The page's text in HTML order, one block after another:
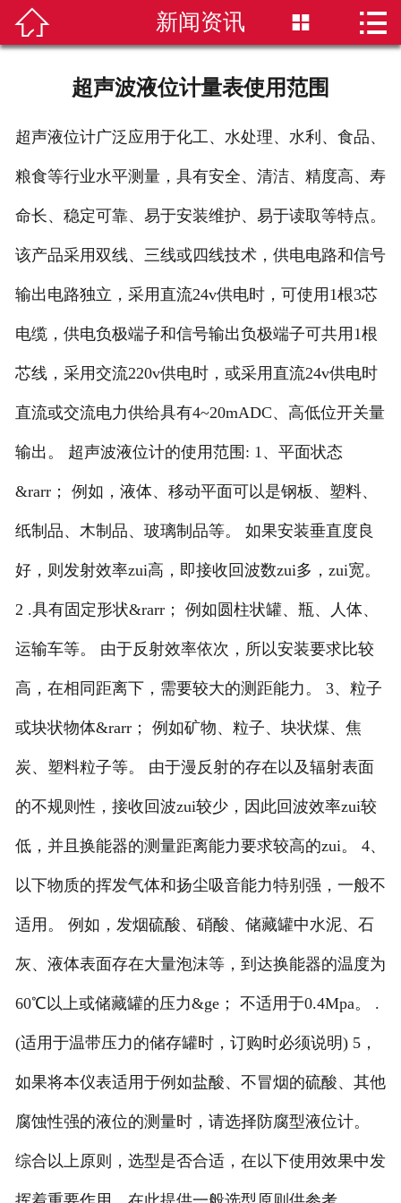
 首页
超声波液位计
液位计选型
新闻资讯
技术知识
 新闻资讯  
超声波液位计量表使用范围
超声液位计广泛应用于化工、水处理、水利、食品、
粮食等行业水平测量，具有安全、清洁、精度高、寿
命长、稳定可靠、易于安装维护、易于读取等特点。
该产品采用双线、三线或四线技术，供电电路和信号
输出电路独立，采用直流24v供电时，可使用1根3芯
电缆，供电负极端子和信号输出负极端子可共用1根
芯线，采用交流220v供电时，或采用直流24v供电时
直流或交流电力供给具有4~20mADC、高低位开关量
输出。 超声波液位计的使用范围: 1、平面状态
&rarr； 例如，液体、移动平面可以是钢板、塑料、
纸制品、木制品、玻璃制品等。 如果安装垂直度良
好，则发射效率zui高，即接收回波数zui多，zui宽。
2 .具有固定形状&rarr； 例如圆柱状罐、瓶、人体、
运输车等。 由于反射效率依次，所以安装要求比较
高，在相同距离下，需要较大的测距能力。 3、粒子
或块状物体&rarr； 例如矿物、粒子、块状煤、焦
炭、塑料粒子等。 由于漫反射的存在以及辐射表面
的不规则性，接收回波zui较少，因此回波效率zui较
低，并且换能器的测量距离能力要求较高的zui。 4、
以下物质的挥发气体和扬尘吸音能力特别强，一般不
适用。 例如，发烟硫酸、硝酸、储藏罐中水泥、石
灰、液体表面存在大量泡沫等，到达换能器的温度为
60℃以上或储藏罐的压力&ge； 不适用于0.4Mpa。 .
(适用于温带压力的储存罐时，订购时必须说明) 5，
如果将本仪表适用于例如盐酸、不冒烟的硫酸、其他
腐蚀性强的液位的测量时，请选择防腐型液位计。
综合以上原则，选型是否合适，在以下使用效果中发